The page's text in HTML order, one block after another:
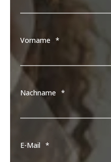
Vorname *
Nachname *
E-Mail *